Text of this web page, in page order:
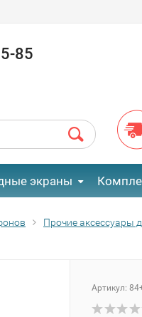
85
экраны
Прочие аксессуары
Артикул: